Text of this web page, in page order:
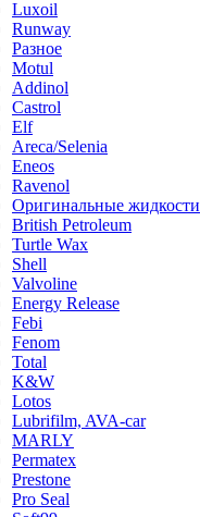
Luxoil
Runway
Разное
Motul
Addinol
Castrol
Elf
Areca/Selenia
Eneos
Ravenol
Оригинальные жидкости
British Petroleum
Turtle Wax
Shell
Valvoline
Energy Release
Febi
Fenom
Total
K&W
Lotos
Lubrifilm, AVA-car
MARLY
Permatex
Prestone
Pro Seal